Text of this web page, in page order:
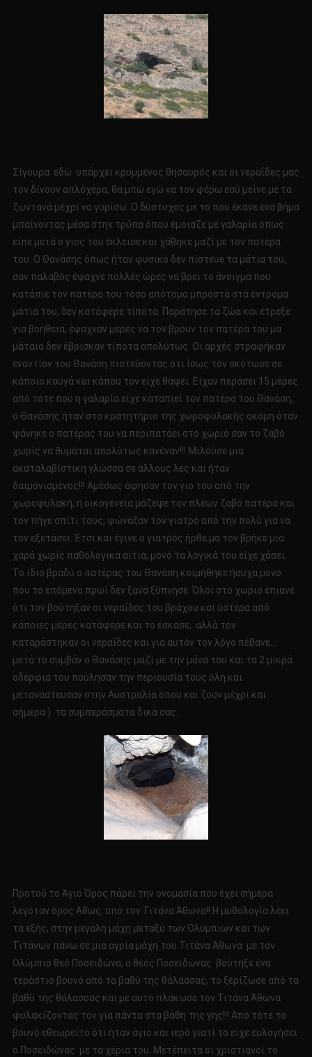
Σίγουρα εδώ υπάρχει κρυμμένος θησαυρός και οι νεραΐδες μας
τον δίνουν απλόχερα, θα μπω εγώ να τον φέρω εσύ μείνε με τα
ζωντανά μέχρι να γυρίσω. Ο δύστυχος με το που έκανε ένα βήμα
μπαίνοντας μέσα στην τρύπα όπου έμοιαζε με γαλαρία όπως
είπε μετά ο γιος του έκλεισε και χάθηκε μαζί με τον πατέρα
του. Ο Θανάσης όπως ήταν φυσικό δεν πίστευε τα μάτια του,
σαν παλαβός έψαχνε πολλές ώρες να βρει το άνοιγμα που
κατάπιε τον πατέρα του τόσο απότομα μπροστά στα έντρομα
μάτια του, δεν κατάφερε τίποτα. Παράτησε τα ζώα και έτρεξε
για βοήθεια, έψαχναν μέρες να τον βρουν τον πατέρα του μα
μάταια δεν έβρισκαν τίποτα απολύτως. Οι αρχές στραφήκαν
εναντίον του Θανάση πιστεύοντας ότι ίσως τον σκότωσε σε
κάποιο καυγά και κάπου τον είχε θάψει. Είχαν περάσει 15 μέρες
από τότε που η γαλαρία είχε καταπιεί τον πατέρα του Θανάση,
ο Θανάσης ήταν στο κρατητήριο της χωροφυλακής ακόμη όταν
φάνηκε ο πατέρας του να περιπατάει στο χωριό σαν το ζαβό
χωρίς να θυμάται απολύτως κανέναν!!! Μιλούσε μια
ακαταλαβίστικη γλώσσα σε άλλους λες και ήταν
δαιμονισμένος!!! Αμέσως άφησαν τον γιο του από την
χωροφυλακή, η οικογένεια μάζεψε τον πλέων ζαβό πατέρα και
τον πήγε σπίτι τους, φώναξαν τον γιατρό από την πολύ για να
τον εξετάσει. Έτσι και έγινε ο γιατρός ήρθε μα τον βρήκε μια
χαρά χωρίς παθολογικά αίτια, μονό τα λογικά του είχε χάσει.
Το ίδιο βραδύ ο πατέρας του Θανάση κοιμήθηκε ήσυχα μονό
που το επόμενο πρωί δεν ξανά ξύπνησε. Όλοι στο χωριό έπιανε
ότι τον βούτηξαν οι νεραΐδες του βράχου και ύστερα από
κάποιες μέρες κατάφερε και το έσκασε, αλλά τον
καταράστηκαν οι νεραΐδες και για αυτόν τον λόγο πέθανε…
μετά το συμβάν ο Θανάσης μαζί με την μάνα του και τα 2 μικρά
αδέρφια του πούλησαν την περιουσία τους όλη και
μετανάστευσαν στην Αυστραλία όπου και ζουν μέχρι και
σήμερα.) τα συμπεράσματα δικά σας.
Προτού το Άγιο Όρος πάρει την ονομασία που έχει σήμερα
λεγόταν όρος Άθως, από τον Τιτάνα Άθωνα!! Η μυθολογία λέει
τα εξής, στην μεγάλη μάχη μεταξύ των Ολύμπιων και των
Τιτάνων πάνω σε μια αγρία μάχη του Τιτάνα Άθωνα με τον
Ολύμπιο θεό Ποσειδώνα, ο θεός Ποσειδώνας βούτηξε ένα
τεράστιο βουνό από τα βαθύ της θάλασσας, το ξερίζωσε από τα
βαθύ της θάλασσας και με αυτό πλάκωσε τον Τιτάνα Άθωνα
φυλακίζοντας τον για πάντα στα βάθη της γης!!! Από τότε το
βουνό εθεωρείτο ότι ήταν άγιο και ιερό γιατί το είχε ευλογήσει
ο Ποσειδώνας με τα χέρια του. Μετέπειτα οι χριστιανοί το